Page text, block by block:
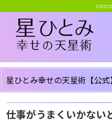
星ひとみ幸せの天星術【公
仕事がうまくいかない